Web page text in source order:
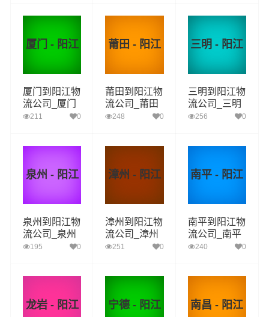
厦门 - 阳江
厦门到阳江物
流公司_厦门
到阳江货运_
211 0
莆田 - 阳江
莆田到阳江物
流公司_莆田
到阳江货运_
248 0
三明 - 阳江
三明到阳江物
流公司_三明
到阳江货运_
256 0
泉州 - 阳江
泉州到阳江物
流公司_泉州
到阳江货运_
195 0
漳州 - 阳江
漳州到阳江物
流公司_漳州
到阳江货运_
251 0
南平 - 阳江
南平到阳江物
流公司_南平
到阳江货运_
240 0
龙岩 - 阳江 宁德 - 阳江 南昌 - 阳江